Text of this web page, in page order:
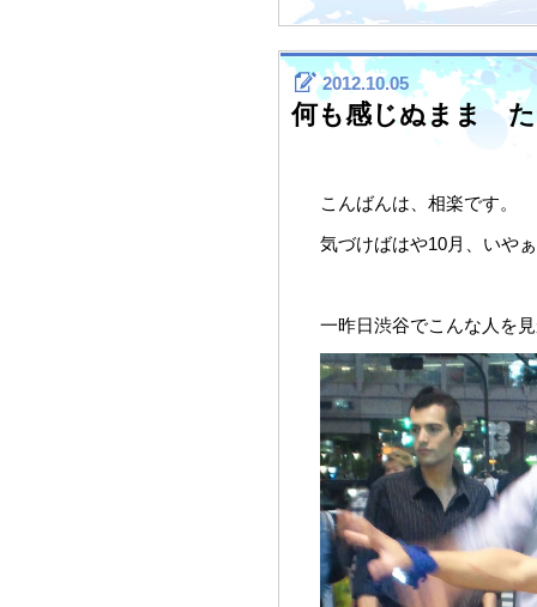
2012.10.05
何も感じぬまま
こんばんは、相楽です。
気づけばはや10月、いや
一昨日渋谷でこんな人を